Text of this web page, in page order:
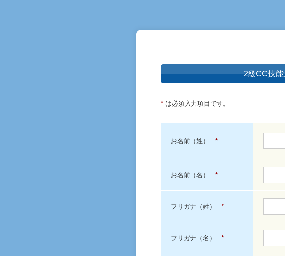
2級CC技
* は必須入力項目です。
お名前（姓） *
お名前（名） *
フリガナ（姓） *
フリガナ（名） *